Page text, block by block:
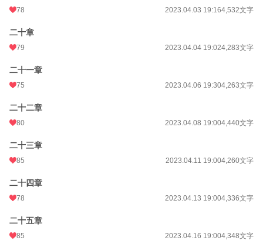
78 2023.04.03 19:164,532文字
二十章
79 2023.04.04 19:024,283文字
二十一章
75 2023.04.06 19:304,263文字
二十二章
80 2023.04.08 19:004,440文字
二十三章
85 2023.04.11 19:004,260文字
二十四章
78 2023.04.13 19:004,336文字
二十五章
85 2023.04.16 19:004,348文字